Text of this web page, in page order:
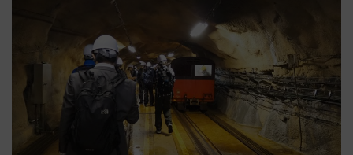
く！9月13日「京都の鉄道満喫
ツアー」開催